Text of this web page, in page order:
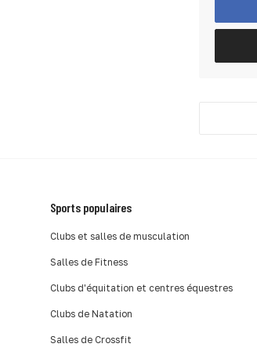
Sports populaires
Clubs et salles de musculation
Salles de Fitness
Clubs d'équitation et centres équestres
Clubs de Natation
Salles de Crossfit